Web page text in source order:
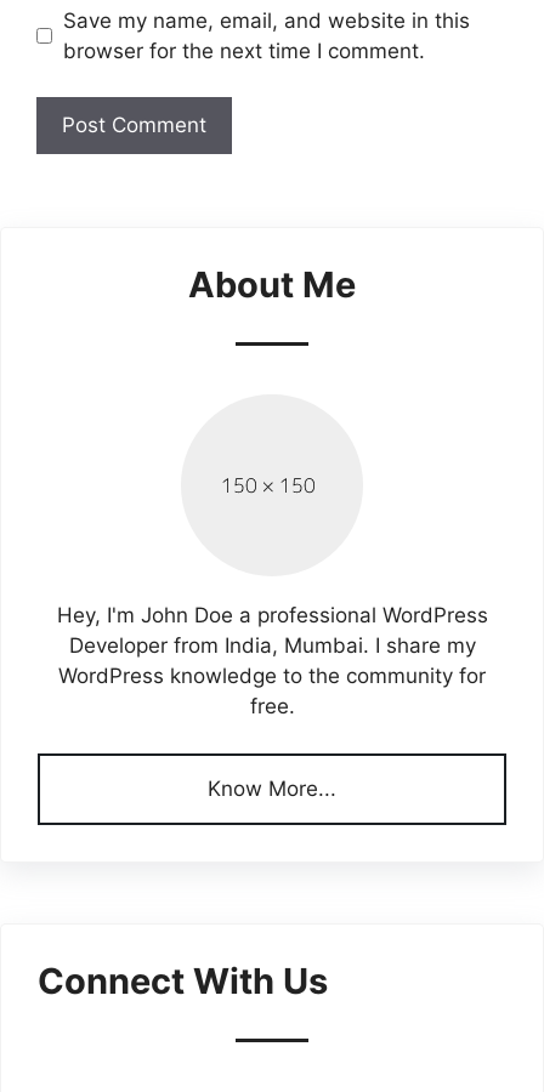
Save my name, email, and website in this
browser for the next time I comment.
About Me
Hey, I'm John Doe a professional WordPress
Developer from India, Mumbai. I share my
WordPress knowledge to the community for
free.
Know More...
Connect With Us